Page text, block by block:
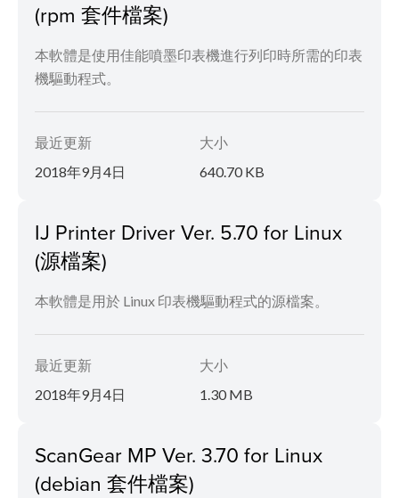
(rpm 套件檔案)
本軟體是使用佳能噴墨印表機進行列印時所需的印表
機驅動程式。
最近更新
2018年9月4日
大小
640.70 KB
IJ Printer Driver Ver. 5.70 for Linux
(源檔案)
本軟體是用於 Linux 印表機驅動程式的源檔案。
最近更新
2018年9月4日
大小
1.30 MB
ScanGear MP Ver. 3.70 for Linux
(debian 套件檔案)